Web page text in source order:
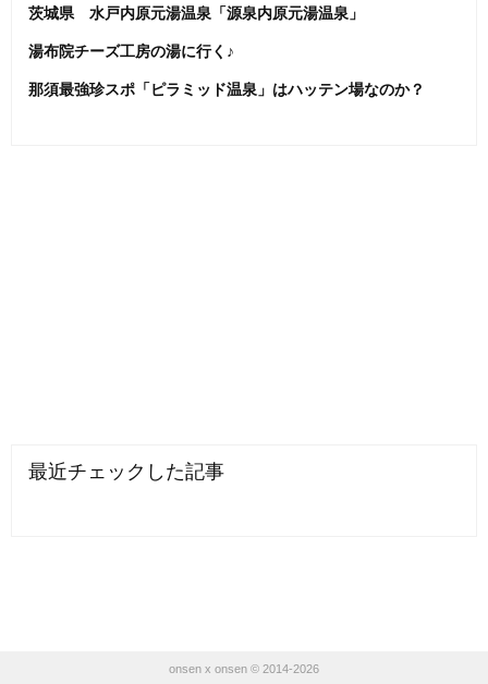
茨城県 水戸内原元湯温泉「源泉内原元湯温泉」
湯布院チーズ工房の湯に行く♪
那須最強珍スポ「ピラミッド温泉」はハッテン場なのか？
最近チェックした記事
onsen x onsen © 2014-2026